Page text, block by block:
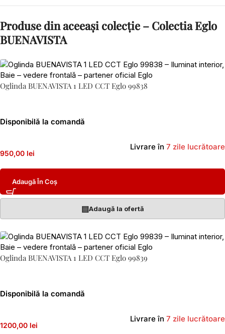
Produse din aceeași colecție – Colectia Eglo
BUENAVISTA
Oglinda BUENAVISTA 1 LED CCT Eglo 99838
Disponibilă la comandă
950,00 lei
Livrare în 7 zile lucrătoare
Adaugă În Coș
▤Adaugă la ofertă
Oglinda BUENAVISTA 1 LED CCT Eglo 99839
Disponibilă la comandă
1200,00 lei
Livrare în 7 zile lucrătoare